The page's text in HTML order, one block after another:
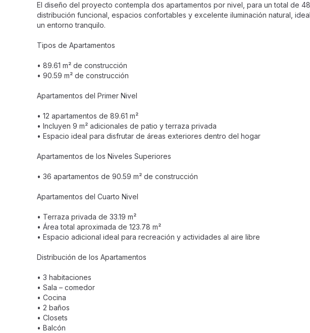
El diseño del proyecto contempla dos apartamentos por nivel, para un total de
distribución funcional, espacios confortables y excelente iluminación natural,
un entorno tranquilo.
Tipos de Apartamentos
• 89.61 m² de construcción
• 90.59 m² de construcción
Apartamentos del Primer Nivel
• 12 apartamentos de 89.61 m²
• Incluyen 9 m² adicionales de patio y terraza privada
• Espacio ideal para disfrutar de áreas exteriores dentro del hogar
Apartamentos de los Niveles Superiores
• 36 apartamentos de 90.59 m² de construcción
Apartamentos del Cuarto Nivel
• Terraza privada de 33.19 m²
• Área total aproximada de 123.78 m²
• Espacio adicional ideal para recreación y actividades al aire libre
Distribución de los Apartamentos
• 3 habitaciones
• Sala – comedor
• Cocina
• 2 baños
• Closets
• Balcón